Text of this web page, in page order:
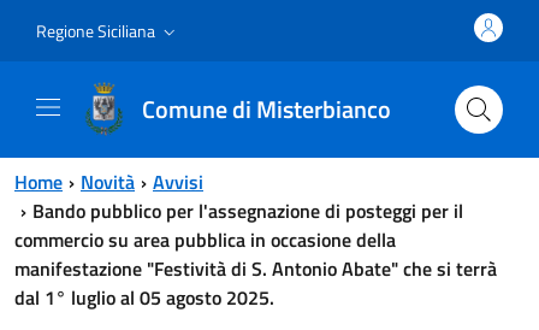
Regione Siciliana
Comune di Misterbianco
Home Novità
Avvisi
Bando pubblico per l'assegnazione di posteggi per il
commercio su area pubblica in occasione della
manifestazione "Festività di S. Antonio Abate" che si terrà
dal 1° luglio al 05 agosto 2025.